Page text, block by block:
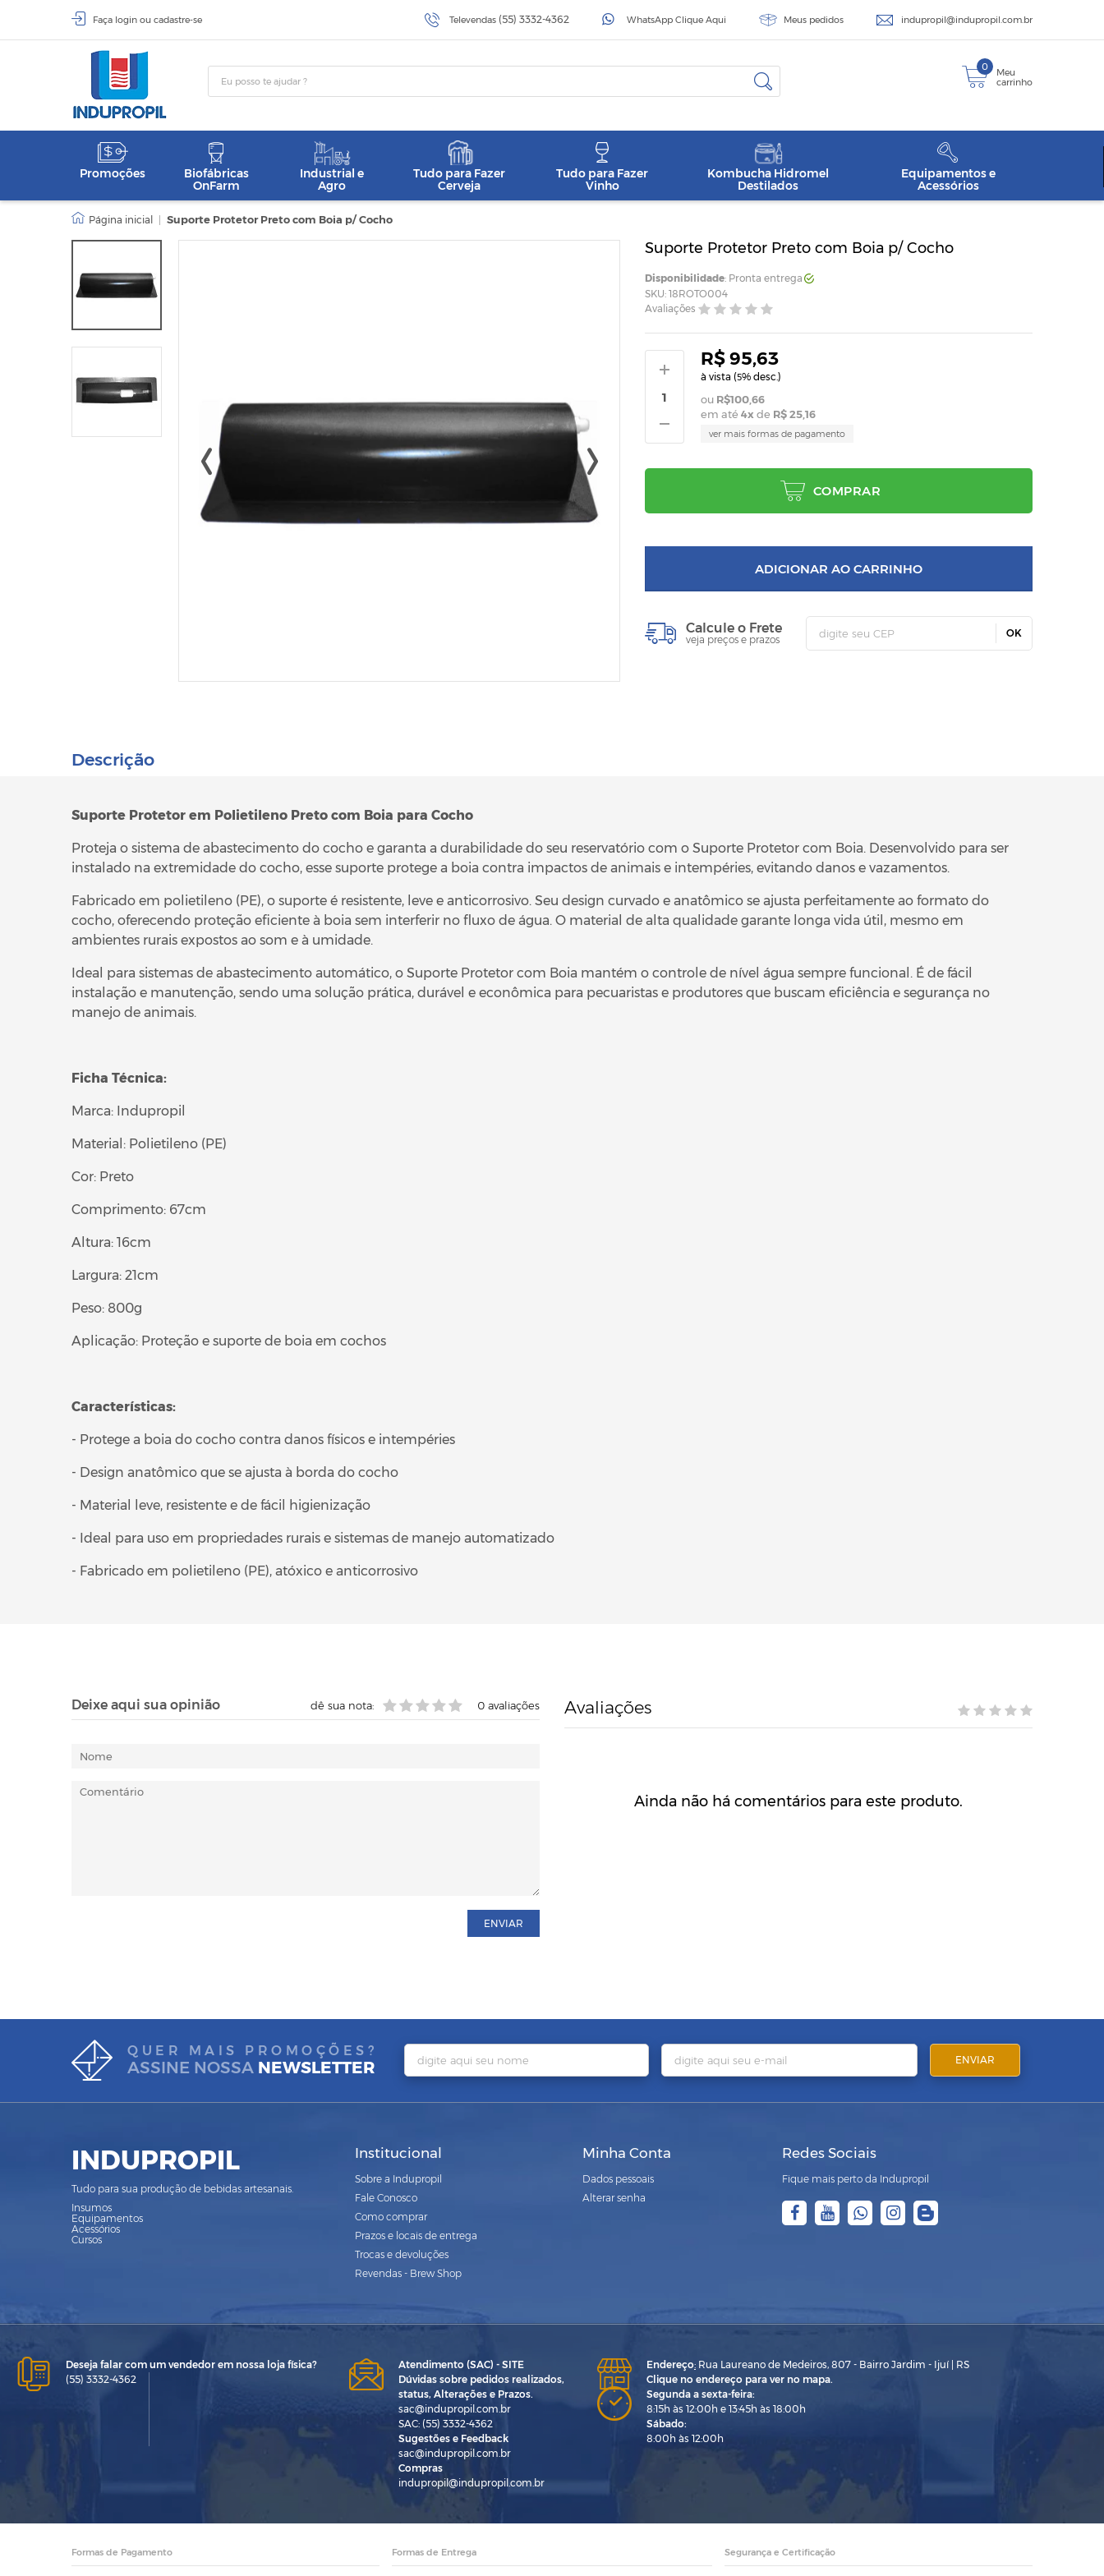
Faça login ou cadastre-se Televendas (55) 3332-4362 WhatsApp Clique Aqui Meus pedidos indupropil@indupropil.com.br
0
Meu
carrinho
Promoções
Biofábricas
OnFarm
Industrial e
Agro
Tudo para Fazer
Cerveja
Tudo para Fazer
Vinho
Kombucha Hidromel
Destilados
Equipamentos e
Acessórios
Suporte Protetor Preto com Boia p/ Cocho
Suporte Protetor Preto com Boia p/ Cocho
Disponibilidade: Pronta entrega
SKU: 18ROTO004
Avaliações
R$ 95,63
à vista (5% desc.)
R$100,66
em até 4x de R$ 25,16
ver mais formas de pagamento
COMPRAR
ADICIONAR AO CARRINHO
Calcule o Frete
veja preços e prazos
OK
Descrição
Suporte Protetor em Polietileno Preto com Boia para Cocho
Proteja o sistema de abastecimento do cocho e garanta a durabilidade do seu reservatório com o Suporte Protetor com Boia. Desenvolvido para ser
instalado na extremidade do cocho, esse suporte protege a boia contra impactos de animais e intempéries, evitando danos e vazamentos.
Fabricado em polietileno (PE), o suporte é resistente, leve e anticorrosivo. Seu design curvado e anatômico se ajusta perfeitamente ao formato do
cocho, oferecendo proteção eficiente à boia sem interferir no fluxo de água. O material de alta qualidade garante longa vida útil, mesmo em
ambientes rurais expostos ao som e à umidade.
Ideal para sistemas de abastecimento automático, o Suporte Protetor com Boia mantém o controle de nível água sempre funcional. É de fácil
instalação e manutenção, sendo uma solução prática, durável e econômica para pecuaristas e produtores que buscam eficiência e segurança no
manejo de animais.
Ficha Técnica:
Marca: Indupropil
Material: Polietileno (PE)
Cor: Preto
Comprimento: 67cm
Altura: 16cm
Largura: 21cm
Peso: 800g
Aplicação: Proteção e suporte de boia em cochos
Características:
- Protege a boia do cocho contra danos físicos e intempéries
- Design anatômico que se ajusta à borda do cocho
- Material leve, resistente e de fácil higienização
- Ideal para uso em propriedades rurais e sistemas de manejo automatizado
- Fabricado em polietileno (PE), atóxico e anticorrosivo
Deixe aqui sua opinião 0 avaliações
dê sua nota:
ENVIAR
Avaliações
Ainda não há comentários para este produto.
QUER MAIS PROMOÇÕES?
ASSINE NOSSA NEWSLETTER
INDUPROPIL
Tudo para sua produção de bebidas artesanais.
Insumos
Equipamentos
Acessórios
Cursos
Institucional
Sobre a Indupropil
Fale Conosco
Como comprar
Prazos e locais de entrega
Trocas e devoluções
Revendas - Brew Shop
Minha Conta
Dados pessoais
Alterar senha
Redes Sociais
Fique mais perto da Indupropil
Deseja falar com um vendedor em nossa loja física?
(55) 3332-4362
Atendimento (SAC) - SITE
Dúvidas sobre pedidos realizados,
status, Alterações e Prazos.
sac@indupropil.com.br
SAC: (55) 3332-4362
Sugestões e Feedback
sac@indupropil.com.br
Compras
indupropil@indupropil.com.br
Endereço: Rua Laureano de Medeiros, 807 - Bairro Jardim - Ijuí | RS
Clique no endereço para ver no mapa.
Segunda a sexta-feira:
8:15h às 12:00h e 13:45h às 18:00h
Sábado:
8:00h às 12:00h
Formas de Pagamento Formas de Entrega Segurança e Certificação